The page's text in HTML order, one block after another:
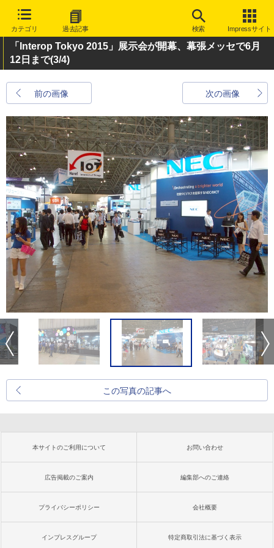
カテゴリ 過去記事 検索 Impressサイト
「Interop Tokyo 2015」展示会が開幕、幕張メッセで6月
12日まで(3/4)
前の画像 次の画像
この写真の記事へ
本サイトのご利用について お問い合わせ
広告掲載のご案内 編集部へのご連絡
プライバシーポリシー 会社概要
インプレスグループ 特定商取引法に基づく表示